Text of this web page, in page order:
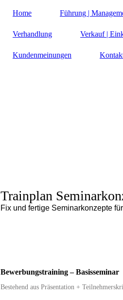
Home Führung |
Verhandlung Verkauf |
Kundenmeinungen
Trainplan
Fix und fertige Seminarkonzepte
Bewerbungstraining – Basisseminar
Bestehend aus Präsentation +